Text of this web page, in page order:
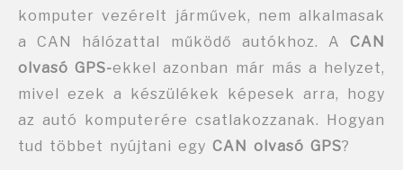
komputer vezérelt járművek, nem alkalmasak
a CAN hálózattal működő autókhoz. A CAN
olvasó GPS-ekkel azonban már más a helyzet,
mivel ezek a készülékek képesek arra, hogy
az autó komputerére csatlakozzanak. Hogyan
tud többet nyújtani egy CAN olvasó GPS?